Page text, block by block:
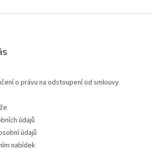
o právu na odstoupení od smlouvy
údajů
údajů
nabídek